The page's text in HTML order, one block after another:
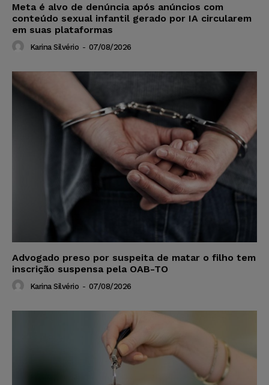
Meta é alvo de denúncia após anúncios com
conteúdo sexual infantil gerado por IA circularem
em suas plataformas
Karina Silvério - 07/08/2026
Advogado preso por suspeita de matar o filho tem
inscrição suspensa pela OAB-TO
Karina Silvério - 07/08/2026